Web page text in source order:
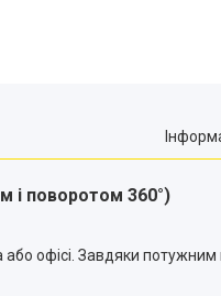
і поворотом 360°)
офісі. Завдяки потужним